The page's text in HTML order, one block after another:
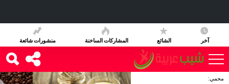
الشائع المشاركات الساخنة منشورات شائعة